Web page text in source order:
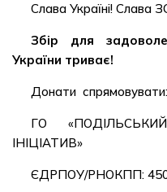
Слава Україні! Слава
Збір для
України триває!
Донати спрямовувати:
ГО
ІНІЦІАТИВ»
ЄДРПОУ/РНОКПП: